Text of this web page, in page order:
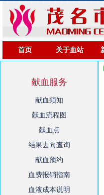
首页 关于血站
献血服务
献血须知
献血流程图
献血点
结果去向查询
献血预约
血费报销指南
血液成本说明